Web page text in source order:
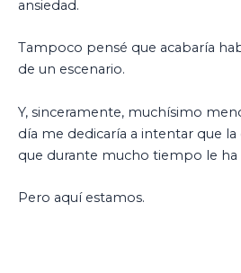
ansiedad.
Tampoco pensé que acabaría
de un escenario.
Y, sinceramente, muchísimo
día me dedicaría a intentar que
que durante mucho tiempo le ha
Pero aquí estamos.